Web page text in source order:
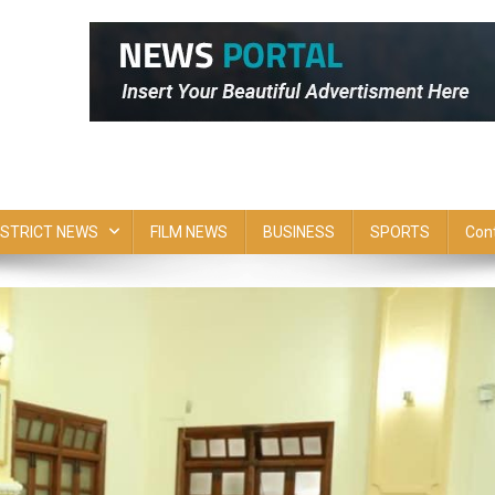
NEWS FILM NEWS BUSINESS SPORTS